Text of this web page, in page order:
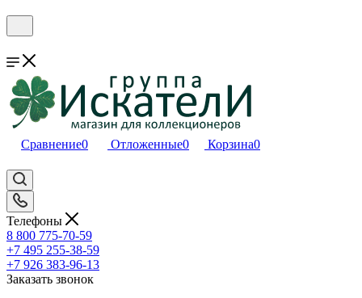
Сравнение0 Отложенные0 Корзина0
Телефоны
8 800 775-70-59
+7 495 255-38-59
+7 926 383-96-13
Заказать звонок